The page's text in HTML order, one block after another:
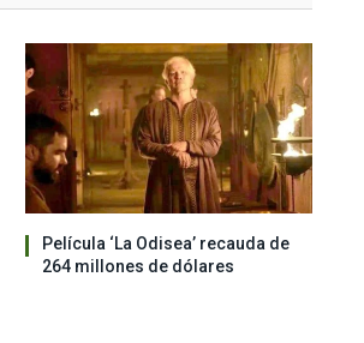
Película ‘La Odisea’ recauda de
264 millones de dólares